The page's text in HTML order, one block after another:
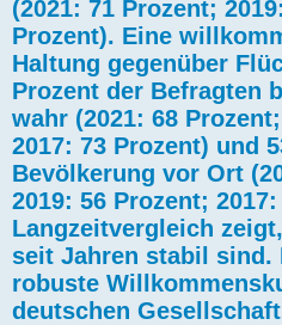
(2021: 71 Prozent;
Prozent). Eine
Haltung gegenüber
Prozent der Befragten
wahr (2021: 68
2017: 73 Prozent) und
Bevölkerung vor Ort
2019: 56 Prozent;
Langzeitvergleich
seit Jahren stabil sind.
robuste
deutschen